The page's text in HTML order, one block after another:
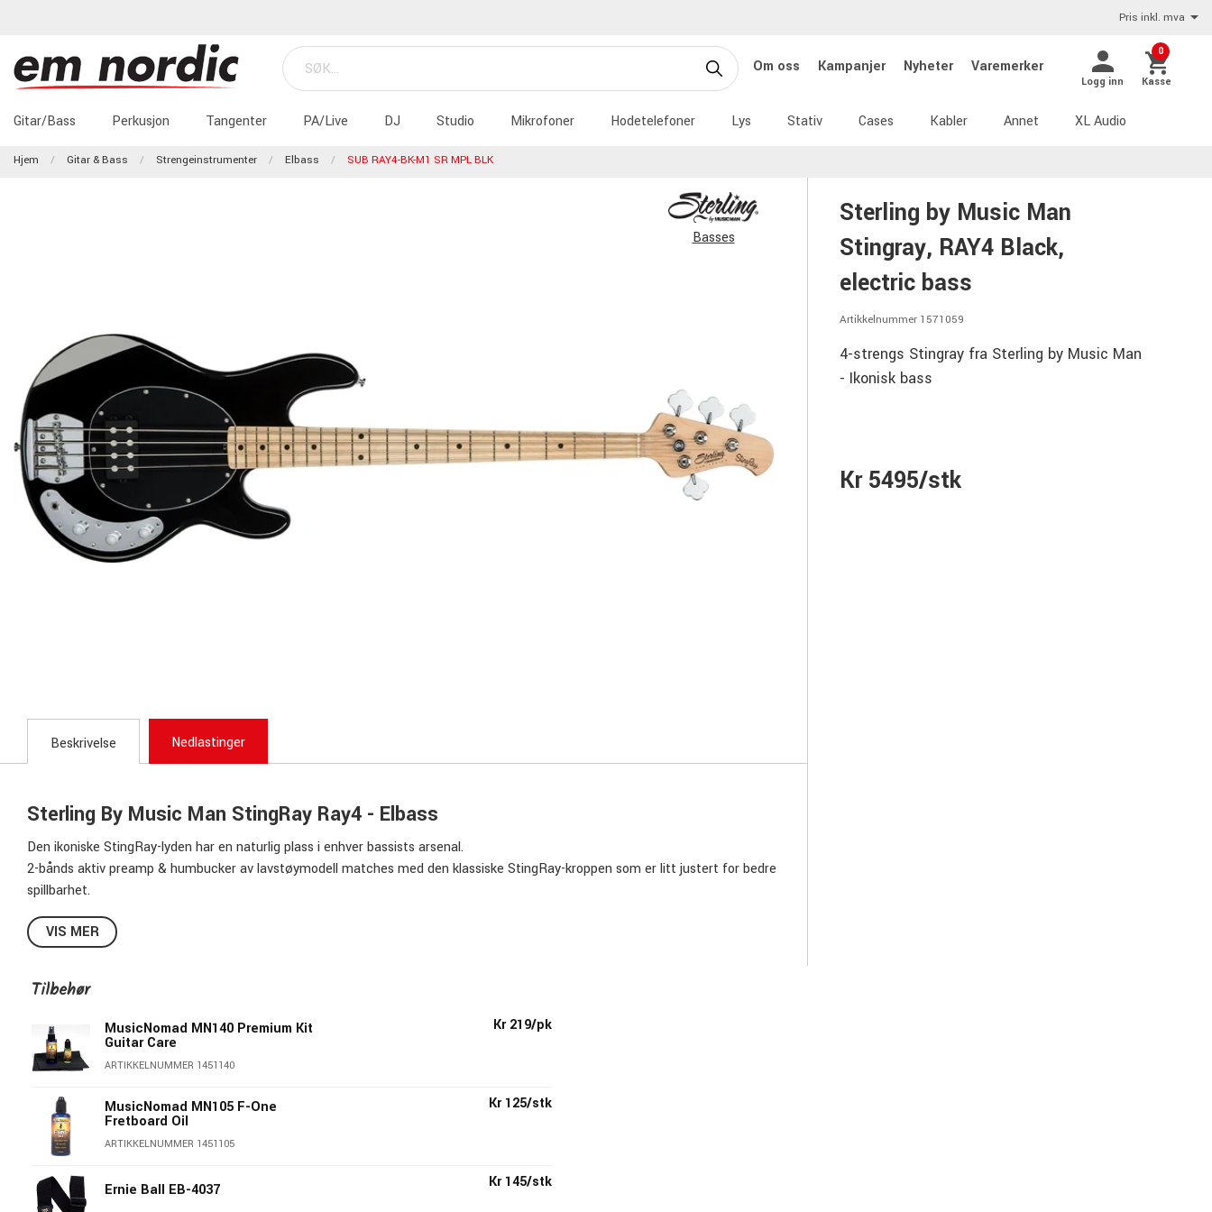
Pris inkl. mva
Om oss Kampanjer Nyheter Varemerker
Logg inn
0
Kasse
Gitar/Bass Perkusjon Tangenter PA/Live DJ Studio Mikrofoner Hodetelefoner Lys Stativ Cases Kabler Annet XL Audio
Hjem Gitar & Bass Strengeinstrumenter Elbass SUB RAY4-BK-M1 SR MPL BLK
Basses
Sterling by Music Man
Stingray, RAY4 Black,
electric bass
Artikkelnummer 1571059
4-strengs Stingray fra Sterling by Music Man
- Ikonisk bass
Kr 5495/stk
Beskrivelse Nedlastinger
Sterling By Music Man StingRay Ray4 - Elbass
Den ikoniske StingRay-lyden har en naturlig plass i enhver bassists arsenal.
2-bånds aktiv preamp & humbucker av lavstøymodell matches med den klassiske StingRay-kroppen som er litt justert for bedre
spillbarhet.
Resultatet er en bass med moderne spesifikasjoner og med en kult-erklært tone og utseende.
Sterling StingRay RAY4-BK-M1:
Finish: Black
Kropp: Lind
Hals: Lønn - 21 medium bånd / 34" skala
Gripebrett: Lønn - 9,5" radius
Stemmeskruer: Open Mechanics
Bro: Justerbar fast
Halsfeste: 6-bolt
Kontroller: 2-bånds aktiv forforsterker
VIS MER
Tilbehør
MusicNomad MN140 Premium Kit
Guitar Care
ARTIKKELNUMMER 1451140
Kr 219/pk
MusicNomad MN105 F-One
Fretboard Oil
ARTIKKELNUMMER 1451105
Kr 125/stk
Ernie Ball EB-4037 Kr 145/stk